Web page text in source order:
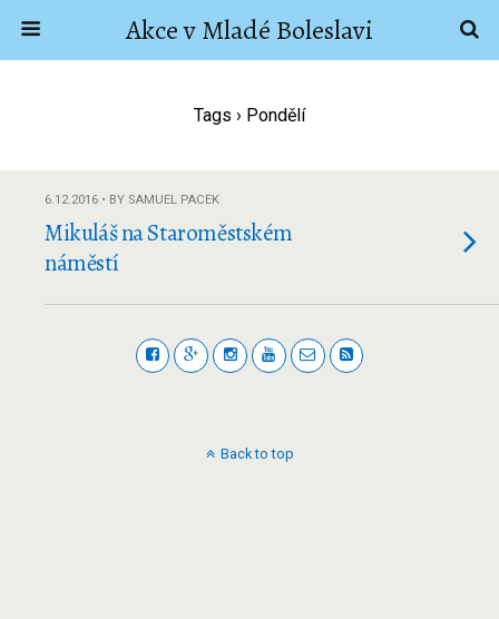
Akce v Mladé Boleslavi
Tags › Pondělí
6.12.2016 • BY SAMUEL PACEK
Mikuláš na Staroměstském
náměstí
Back to top